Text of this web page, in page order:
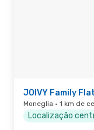
JOIVY Family
Moneglia · 1 km de
Localização